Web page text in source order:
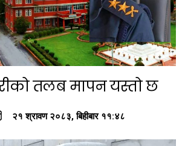
तलब मापन यस्तो छ
२१ श्रावण २०८३, बिहीबार ११:४८